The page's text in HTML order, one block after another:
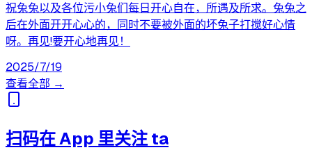
祝兔兔以及各位污小兔们每日开心自在，所遇及所求。兔兔之
后在外面开开心心的，同时不要被外面的坏兔子打搅好心情
呀。再见!要开心地再见！
2025/7/19
查看全部 →
扫码在 App 里关注 ta